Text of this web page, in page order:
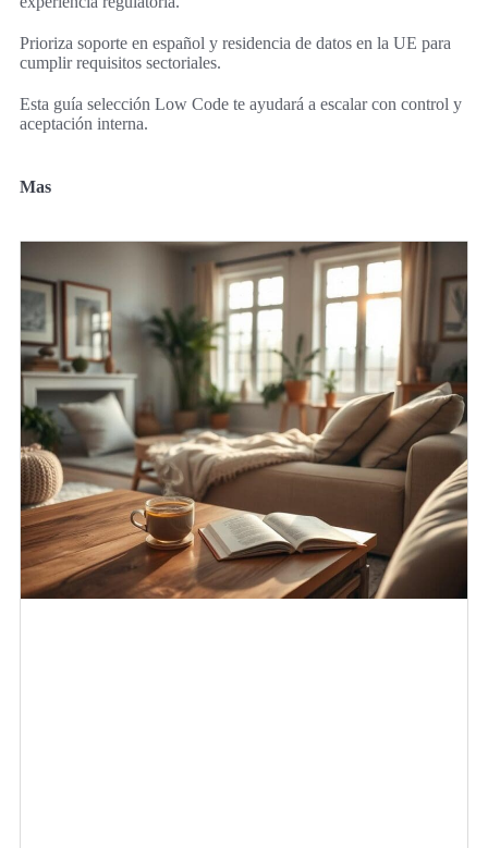
Prioriza soporte en español y residencia de datos en la UE para
cumplir requisitos sectoriales.
Esta guía selección Low Code te ayudará a escalar con control y
aceptación interna.
Mas